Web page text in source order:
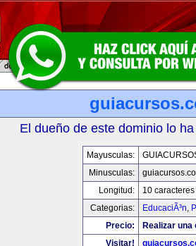
El dueño de este dominio lo
Mayusculas:
Minusculas:
Longitud:
10 caracteres
Categorias:
EducaciÃ³n,
Precio:
Realizar una
Visitar!